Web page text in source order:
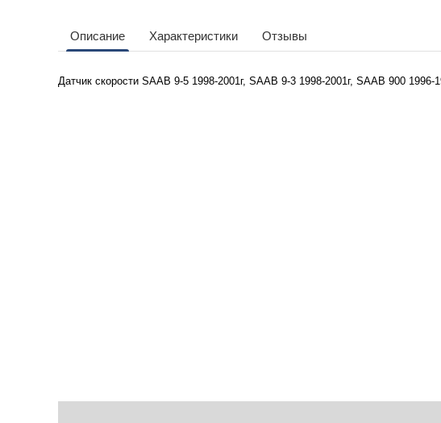
Описание Характеристики Отзывы
Датчик скорости SAAB 9-5 1998-2001г, SAAB 9-3 1998-2001г, SAAB 900 1996-